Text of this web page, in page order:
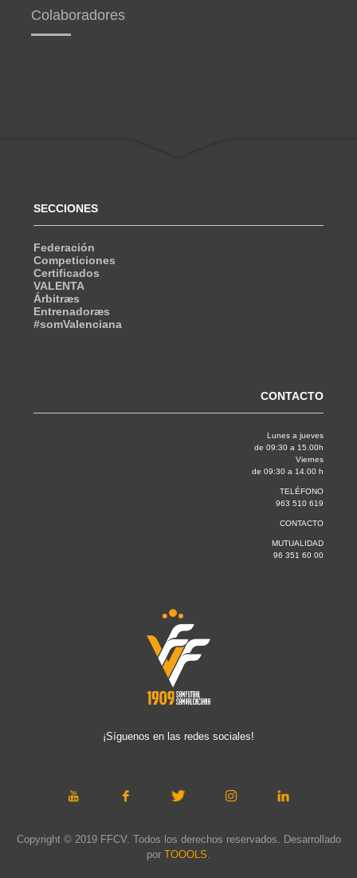
Colaboradores
SECCIONES
Federación
Competiciones
Certificados
VALENTA
Árbitræs
Entrenadoræs
#somValenciana
CONTACTO
Lunes a jueves
de 09:30 a 15.00h
Viernes
de 09:30 a 14.00 h
TELÉFONO
963 510 619
CONTACTO
MUTUALIDAD
96 351 60 00
¡Síguenos en las redes sociales!
Copyright © 2019 FFCV. Todos los derechos reservados. Desarrollado
por TOOOLS